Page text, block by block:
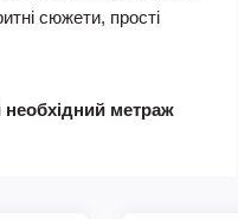
сюжети, прості
необхідний метраж